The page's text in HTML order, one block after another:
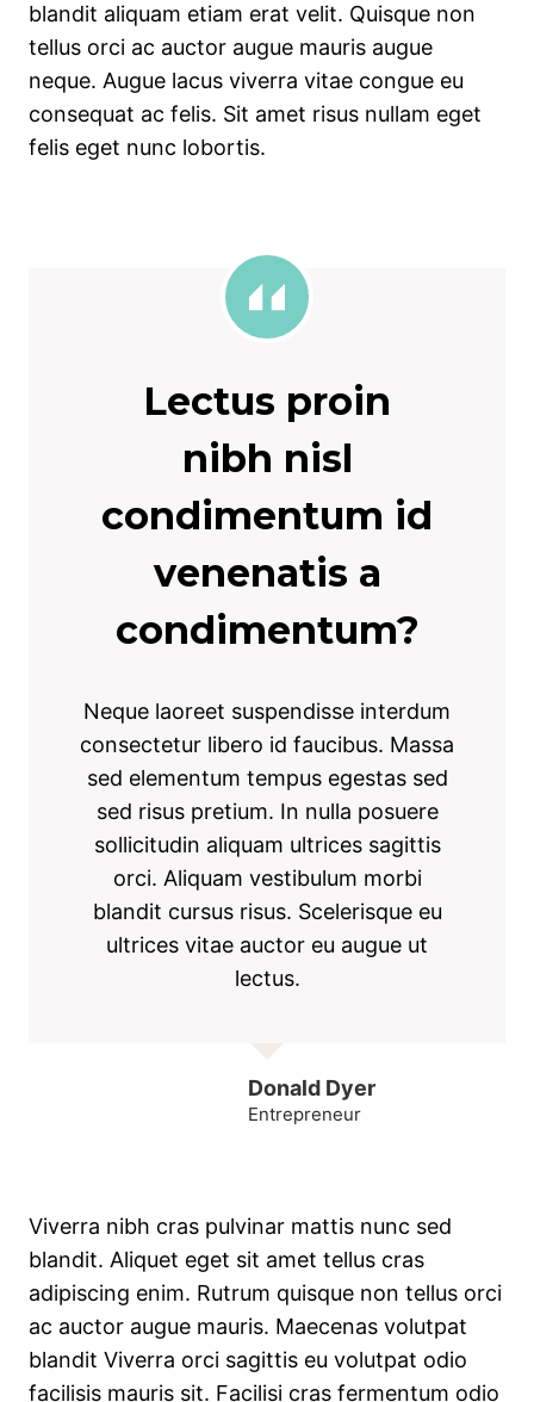
blandit aliquam etiam erat velit. Quisque non
tellus orci ac auctor augue mauris augue
neque. Augue lacus viverra vitae congue eu
consequat ac felis. Sit amet risus nullam eget
felis eget nunc lobortis.
Lectus proin
nibh nisl
condimentum id
venenatis a
condimentum?
Neque laoreet suspendisse interdum
consectetur libero id faucibus. Massa
sed elementum tempus egestas sed
sed risus pretium. In nulla posuere
sollicitudin aliquam ultrices sagittis
orci. Aliquam vestibulum morbi
blandit cursus risus. Scelerisque eu
ultrices vitae auctor eu augue ut
lectus.
Donald Dyer
Entrepreneur
Viverra nibh cras pulvinar mattis nunc sed
blandit. Aliquet eget sit amet tellus cras
adipiscing enim. Rutrum quisque non tellus orci
ac auctor augue mauris. Maecenas volutpat
blandit Viverra orci sagittis eu volutpat odio
facilisis mauris sit. Facilisi cras fermentum odio